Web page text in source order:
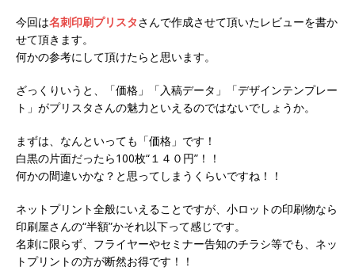
今回は名刺印刷プリスタさんで作成させて頂いたレビューを書か
せて頂きます。
何かの参考にして頂けたらと思います。
ざっくりいうと、「価格」「入稿データ」「デザインテンプレー
ト」がプリスタさんの魅力といえるのではないでしょうか。
まずは、なんといっても「価格」です！
白黒の片面だったら100枚“１４０円”！！
何かの間違いかな？と思ってしまうくらいですね！！
ネットプリント全般にいえることですが、小ロットの印刷物なら
印刷屋さんの“半額”かそれ以下って感じです。
名刺に限らず、フライヤーやセミナー告知のチラシ等でも、ネッ
トプリントの方が断然お得です！！